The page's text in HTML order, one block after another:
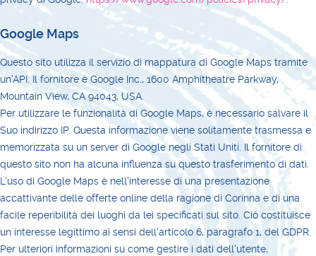
Google Maps
Questo sito utilizza il servizio di mappatura di Google Maps tramite
un'API. Il fornitore è Google Inc., 1600 Amphitheatre Parkway,
Mountain View, CA 94043, USA.
Per utilizzare le funzionalità di Google Maps, è necessario salvare il
Suo indirizzo IP. Questa informazione viene solitamente trasmessa e
memorizzata su un server di Google negli Stati Uniti. Il fornitore di
questo sito non ha alcuna influenza su questo trasferimento di dati.
L'uso di Google Maps è nell'interesse di una presentazione
accattivante delle offerte online della ragione di Corinna e di una
facile reperibilità dei luoghi da lei specificati sul sito. Ciò costituisce
un interesse legittimo ai sensi dell'articolo 6, paragrafo 1, del GDPR.
Per ulteriori informazioni su come gestire i dati dell'utente,